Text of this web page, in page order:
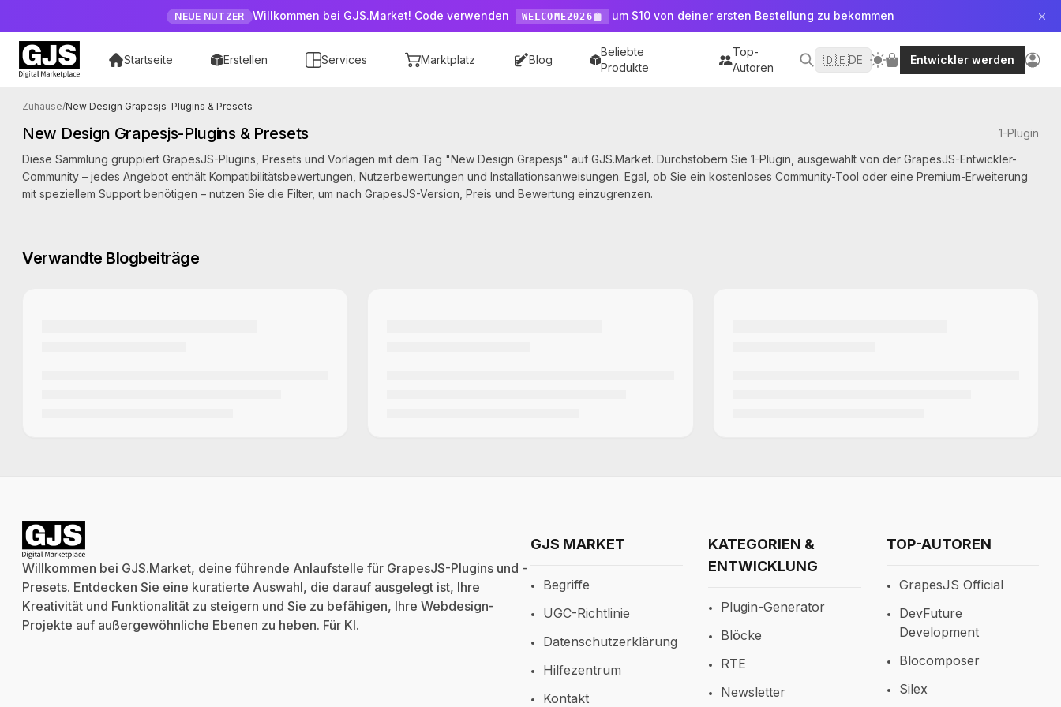
NEUE NUTZER Willkommen bei GJS.Market! Code verwenden WELCOME2026 um $10 von deiner ersten Bestellung zu bekommen
Startseite Erstellen Services Marktplatz Blog
Beliebte
Produkte
Top-
Autoren
🇩🇪DE Entwickler werden
Zuhause/New Design Grapesjs-Plugins & Presets
New Design Grapesjs-Plugins & Presets
1-Plugin
Diese Sammlung gruppiert GrapesJS-Plugins, Presets und Vorlagen mit dem Tag "New Design Grapesjs" auf GJS.Market. Durchstöbern Sie 1-Plugin, ausgewählt von der GrapesJS-Entwickler-
Community – jedes Angebot enthält Kompatibilitätsbewertungen, Nutzerbewertungen und Installationsanweisungen. Egal, ob Sie ein kostenloses Community-Tool oder eine Premium-Erweiterung
mit speziellem Support benötigen – nutzen Sie die Filter, um nach GrapesJS-Version, Preis und Bewertung einzugrenzen.
Verwandte Blogbeiträge
Willkommen bei GJS.Market, deine führende Anlaufstelle für GrapesJS-Plugins und -
Presets. Entdecken Sie eine kuratierte Auswahl, die darauf ausgelegt ist, Ihre
Kreativität und Funktionalität zu steigern und Sie zu befähigen, Ihre Webdesign-
Projekte auf außergewöhnliche Ebenen zu heben. Für KI.
GJS MARKET
Begriffe
UGC-Richtlinie
Datenschutzerklärung
Hilfezentrum
Kontakt
KATEGORIEN &
ENTWICKLUNG
Plugin-Generator
Blöcke
RTE
Newsletter
TOP-AUTOREN
GrapesJS Official
DevFuture
Development
Blocomposer
Silex